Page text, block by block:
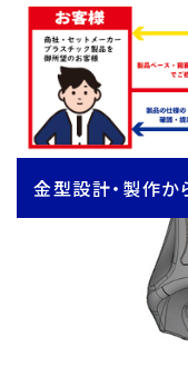
金型設計・製作